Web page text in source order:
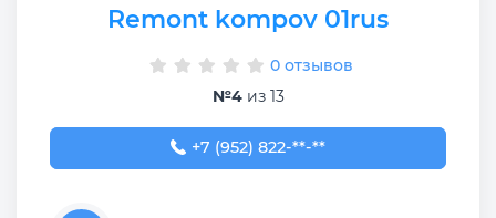
Remont kompov 01rus
0 отзывов
№4из 13
+7 (952) 822-54-39
+7 (952) 822-**-**